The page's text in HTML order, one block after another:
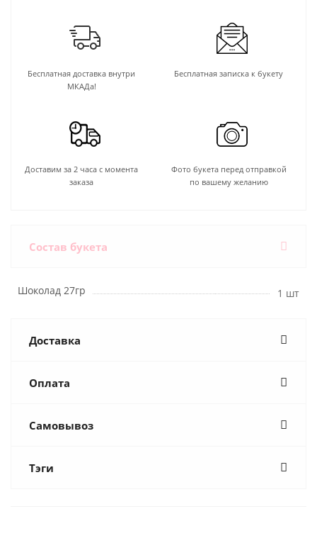
Бесплатная доставка внутри
МКАДа!
Бесплатная записка к букету
Доставим за 2 часа с момента
заказа
Фото букета перед отправкой
по вашему желанию
Состав букета
Шоколад 27гр 1 шт
Доставка
Оплата
Самовывоз
Тэги